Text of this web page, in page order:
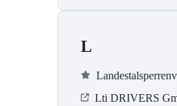
L
Lti DRIVERS